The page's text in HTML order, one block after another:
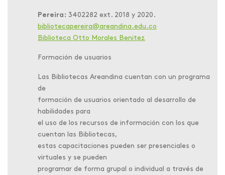
Pereira: 3402282 ext. 2018 y 2020.
bibliotecapereira@areandina.edu.co
Biblioteca Otto Morales Benitez
Formación de usuarios
Las Bibliotecas Areandina cuentan con un programa
de
formación de usuarios orientado al desarrollo de
habilidades para
el uso de los recursos de información con los que
cuentan las Bibliotecas,
estas capacitaciones pueden ser presenciales o
virtuales y se pueden
programar de forma grupal o individual a través de